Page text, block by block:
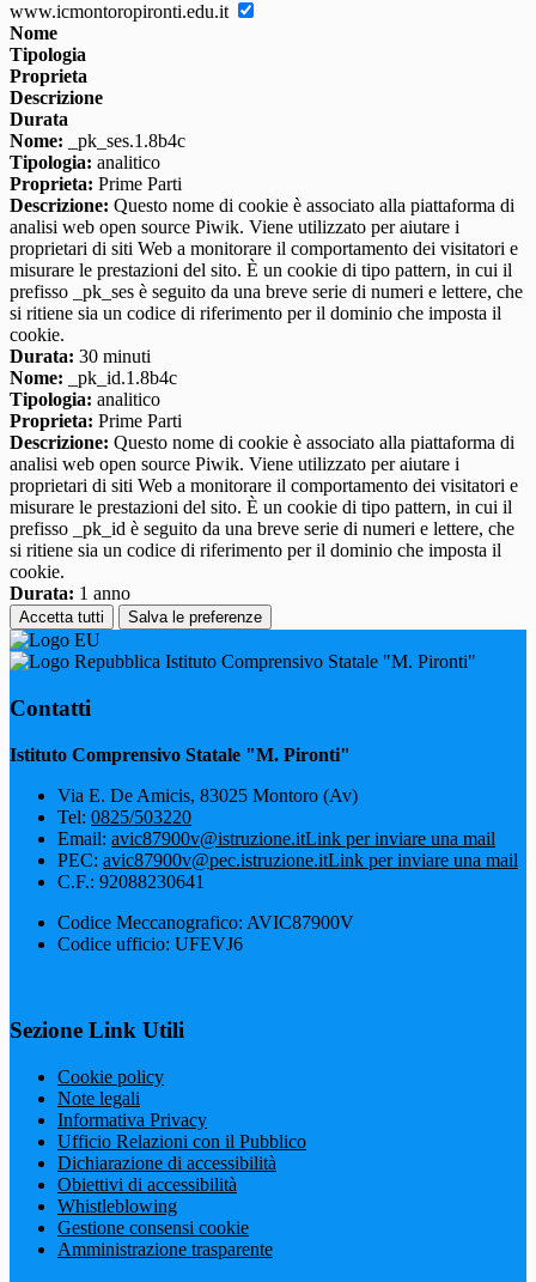
www.icmontoropironti.edu.it
Nome
Tipologia
Proprieta
Descrizione
Durata
Nome: _pk_ses.1.8b4c
Tipologia: analitico
Proprieta: Prime Parti
Descrizione: Questo nome di cookie è associato alla piattaforma di
analisi web open source Piwik. Viene utilizzato per aiutare i
proprietari di siti Web a monitorare il comportamento dei visitatori e
misurare le prestazioni del sito. È un cookie di tipo pattern, in cui il
prefisso _pk_ses è seguito da una breve serie di numeri e lettere, che
si ritiene sia un codice di riferimento per il dominio che imposta il
cookie.
Durata: 30 minuti
Nome: _pk_id.1.8b4c
Tipologia: analitico
Proprieta: Prime Parti
Descrizione: Questo nome di cookie è associato alla piattaforma di
analisi web open source Piwik. Viene utilizzato per aiutare i
proprietari di siti Web a monitorare il comportamento dei visitatori e
misurare le prestazioni del sito. È un cookie di tipo pattern, in cui il
prefisso _pk_id è seguito da una breve serie di numeri e lettere, che
si ritiene sia un codice di riferimento per il dominio che imposta il
cookie.
Durata: 1 anno
Accetta tutti Salva le preferenze
Istituto Comprensivo Statale "M. Pironti"
Contatti
Istituto Comprensivo Statale "M. Pironti"
Via E. De Amicis, 83025 Montoro (Av)
Tel: 0825/503220
Email: avic87900v@istruzione.itLink per inviare una mail
PEC: avic87900v@pec.istruzione.itLink per inviare una mail
C.F.: 92088230641
Codice Meccanografico: AVIC87900V
Codice ufficio: UFEVJ6
Sezione Link Utili
Cookie policy
Note legali
Informativa Privacy
Ufficio Relazioni con il Pubblico
Dichiarazione di accessibilità
Obiettivi di accessibilità
Whistleblowing
Gestione consensi cookie
Amministrazione trasparente